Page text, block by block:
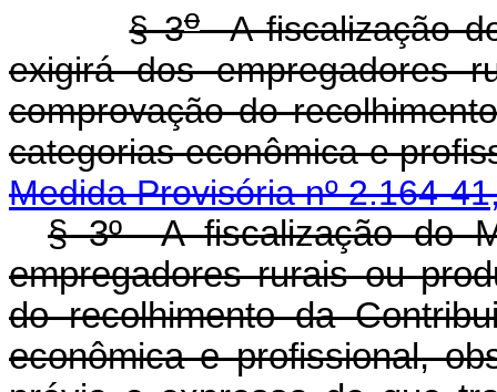
§ 3oA fiscalização
exigirá dos empregadores
comprovação do
categorias econômica
Medida Provisória nº 2.164-
§ 3º A fiscalização do
empregadores rurais ou
do recolhimento da
econômica e profissional,